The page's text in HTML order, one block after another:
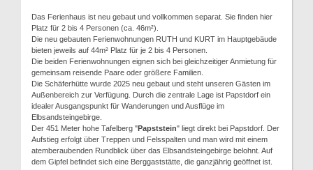
Das Ferienhaus ist neu gebaut und vollkommen separat. Sie finden hier
Platz für 2 bis 4 Personen (ca. 46m²).
Die neu gebauten Ferienwohnungen RUTH und KURT im Hauptgebäude
bieten jeweils auf 44m² Platz für je 2 bis 4 Personen.
Die beiden Ferienwohnungen eignen sich bei gleichzeitiger Anmietung für
gemeinsam reisende Paare oder größere Familien.
Die Schäferhütte wurde 2025 neu gebaut und steht unseren Gästen im
Außenbereich zur Verfügung. Durch die zentrale Lage ist Papstdorf ein
idealer Ausgangspunkt für Wanderungen und Ausflüge im
Elbsandsteingebirge.
Der 451 Meter hohe Tafelberg "Papststein" liegt direkt bei Papstdorf. Der
Aufstieg erfolgt über Treppen und Felsspalten und man wird mit einem
atemberaubenden Rundblick über das Elbsandsteingebirge belohnt. Auf
dem Gipfel befindet sich eine Berggaststätte, die ganzjährig geöffnet ist.